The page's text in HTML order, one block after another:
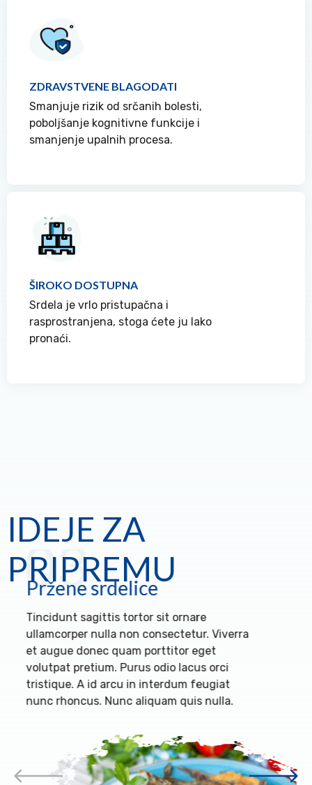
ZDRAVSTVENE BLAGODATI
Smanjuje rizik od srčanih bolesti,
poboljšanje kognitivne funkcije i
smanjenje upalnih procesa.
ŠIROKO DOSTUPNA
Srdela je vrlo pristupačna i
rasprostranjena, stoga ćete ju lako
pronaći.
IDEJE ZA
PRIPREMU
03
Pržene srdelice
Tincidunt sagittis tortor sit ornare
ullamcorper nulla non consectetur. Viverra
et augue donec quam porttitor eget
volutpat pretium. Purus odio lacus orci
tristique. A id arcu in interdum feugiat
nunc rhoncus. Nunc aliquam quis nulla.